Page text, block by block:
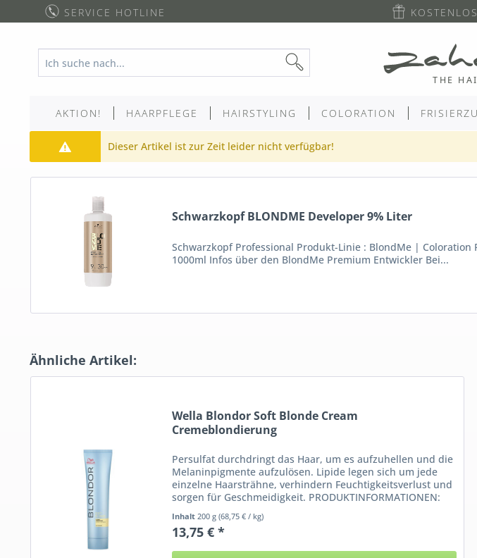
SERVICE HOTLINE
AKTION! HAARPFLEGE HAIRSTYLING COLORATION
Dieser Artikel ist zur Zeit leider nicht verfügbar!
Schwarzkopf BLONDME Developer 9% Liter
Schwarzkopf Professional Produkt-Linie : BlondMe |
1000ml Infos über den BlondMe Premium Entwickler Bei...
Ähnliche Artikel:
Wella Blondor Soft Blonde Cream
Cremeblondierung
Persulfat durchdringt das Haar, um es aufzuhellen und die
Melaninpigmente aufzulösen. Lipide legen sich um jede
einzelne Haarsträhne, verhindern Feuchtigkeitsverlust und
sorgen für Geschmeidigkeit. PRODUKTINFORMATIONEN:
Inhalt 200 g (68,75 € / kg)
13,75 € *